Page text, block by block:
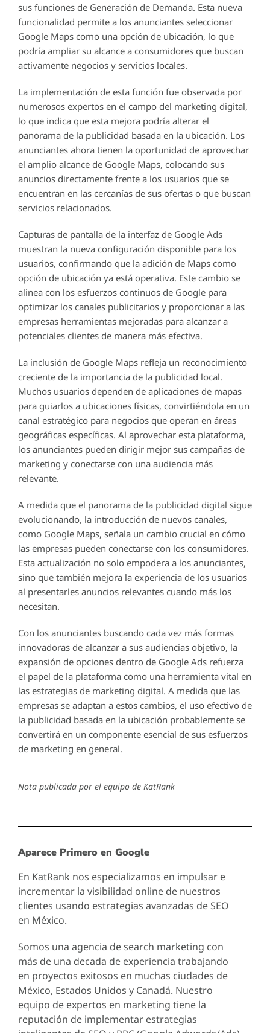
sus funciones de Generación de Demanda. Esta nueva
funcionalidad permite a los anunciantes seleccionar
Google Maps como una opción de ubicación, lo que
podría ampliar su alcance a consumidores que buscan
activamente negocios y servicios locales.
La implementación de esta función fue observada por
numerosos expertos en el campo del marketing digital,
lo que indica que esta mejora podría alterar el
panorama de la publicidad basada en la ubicación. Los
anunciantes ahora tienen la oportunidad de aprovechar
el amplio alcance de Google Maps, colocando sus
anuncios directamente frente a los usuarios que se
encuentran en las cercanías de sus ofertas o que buscan
servicios relacionados.
Capturas de pantalla de la interfaz de Google Ads
muestran la nueva configuración disponible para los
usuarios, confirmando que la adición de Maps como
opción de ubicación ya está operativa. Este cambio se
alinea con los esfuerzos continuos de Google para
optimizar los canales publicitarios y proporcionar a las
empresas herramientas mejoradas para alcanzar a
potenciales clientes de manera más efectiva.
La inclusión de Google Maps refleja un reconocimiento
creciente de la importancia de la publicidad local.
Muchos usuarios dependen de aplicaciones de mapas
para guiarlos a ubicaciones físicas, convirtiéndola en un
canal estratégico para negocios que operan en áreas
geográficas específicas. Al aprovechar esta plataforma,
los anunciantes pueden dirigir mejor sus campañas de
marketing y conectarse con una audiencia más
relevante.
A medida que el panorama de la publicidad digital sigue
evolucionando, la introducción de nuevos canales,
como Google Maps, señala un cambio crucial en cómo
las empresas pueden conectarse con los consumidores.
Esta actualización no solo empodera a los anunciantes,
sino que también mejora la experiencia de los usuarios
al presentarles anuncios relevantes cuando más los
necesitan.
Con los anunciantes buscando cada vez más formas
innovadoras de alcanzar a sus audiencias objetivo, la
expansión de opciones dentro de Google Ads refuerza
el papel de la plataforma como una herramienta vital en
las estrategias de marketing digital. A medida que las
empresas se adaptan a estos cambios, el uso efectivo de
la publicidad basada en la ubicación probablemente se
convertirá en un componente esencial de sus esfuerzos
de marketing en general.
Nota publicada por el equipo de KatRank
Aparece Primero en Google
En KatRank nos especializamos en impulsar e
incrementar la visibilidad online de nuestros
clientes usando estrategias avanzadas de SEO
en México.
Somos una agencia de search marketing con
más de una decada de experiencia trabajando
en proyectos exitosos en muchas ciudades de
México, Estados Unidos y Canadá. Nuestro
equipo de expertos en marketing tiene la
reputación de implementar estrategias